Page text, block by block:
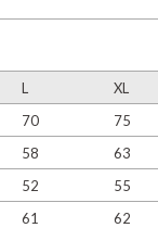
L XL
70 75
58 63
52 55
61 62